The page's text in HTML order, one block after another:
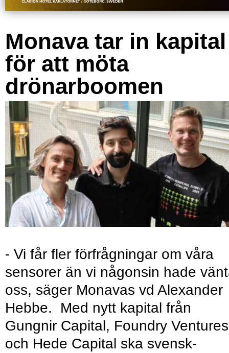
Monava tar in kapital
för att möta
drönarboomen
- Vi får fler förfrågningar om våra
sensorer än vi någonsin hade
oss, säger Monavas vd Alexander
Hebbe. Med nytt kapital från
Gungnir Capital, Foundry Ventures
och Hede Capital ska svensk-